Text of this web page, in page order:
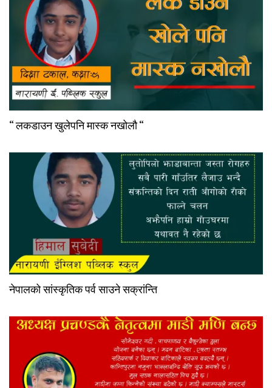
“ लकडाउन खुलेपनि मास्क नखोलौ “
नेपालको सांस्कृतिक पर्व साउने सक्रांन्ति